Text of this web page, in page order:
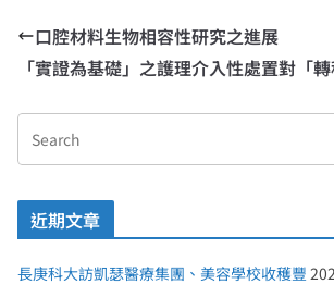
口腔材料生物相容性研究之進展
「實證為基礎」之護理介入性處置對「
近期文章
長庚科大訪凱瑟醫療集團、美容學校收穫豐